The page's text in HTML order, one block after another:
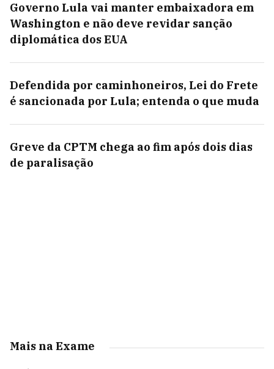
Governo Lula vai manter embaixadora em
Washington e não deve revidar sanção
diplomática dos EUA
Defendida por caminhoneiros, Lei do Frete
é sancionada por Lula; entenda o que muda
Greve da CPTM chega ao fim após dois dias
de paralisação
Mais na Exame